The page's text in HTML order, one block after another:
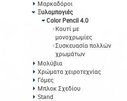
Μαρκαδόροι
Ξυλομπογιές
Color Pencil 4.0
Kουτί με
μονοχρωμίες
Συσκευασία πολλών
χρωμάτων
Μολύβια
Χρώματα χειροτεχνίας
Γόμες
Μπλοκ Σχεδίου
Stand